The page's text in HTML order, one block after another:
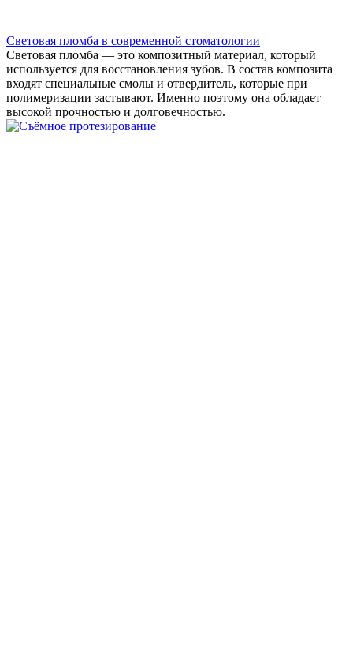
Световая пломба в современной стоматологии
Световая пломба — это композитный материал, который
используется для восстановления зубов. В состав композита
входят специальные смолы и отвердитель, которые при
полимеризации застывают. Именно поэтому она обладает
высокой прочностью и долговечностью.